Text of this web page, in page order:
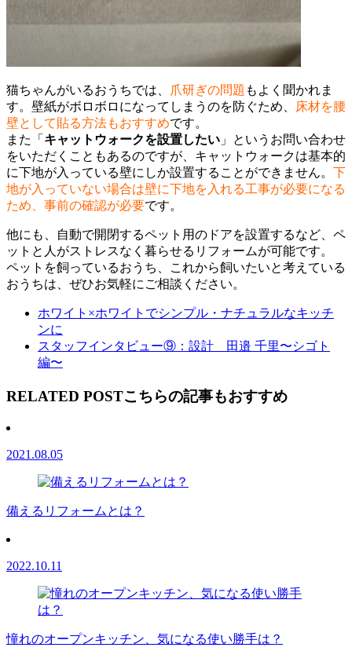
猫ちゃんがいるおうちでは、 爪研ぎの問題 もよく聞かれま
す。壁紙がボロボロになってしまうのを防ぐため、
床材を腰
壁として貼る方法もおすすめです。
また「 キャットウォークを設置したい 」というお問い合わせ
をいただくこともあるのですが、キャットウォークは基本的
に下地が入っている壁にしか設置することができません。 下
地が入っていない場合は壁に下地を入れる工事が必要になる
ため、事前の確認が必要です。
他にも、自動で開閉するペット用のドアを設置するなど、ペ
ットと人がストレスなく暮らせるリフォームが可能です。
ペットを飼っているおうち、これから飼いたいと考えている
おうちは、ぜひお気軽にご相談ください。
ホワイト×ホワイトでシンプル・ナチュラルなキッチ
ンに
スタッフインタビュー⑨：設計 田邉 千里〜シゴト
編〜
RELATED POSTこちらの記事もおすすめ
2021.08.05
備えるリフォームとは？
2022.10.11
憧れのオープンキッチン、気になる使い勝手は？